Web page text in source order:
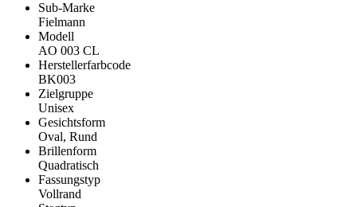
Sub-Marke
Fielmann
Modell
AO 003 CL
Herstellerfarbcode
BK003
Zielgruppe
Unisex
Gesichtsform
Oval, Rund
Brillenform
Quadratisch
Fassungstyp
Vollrand